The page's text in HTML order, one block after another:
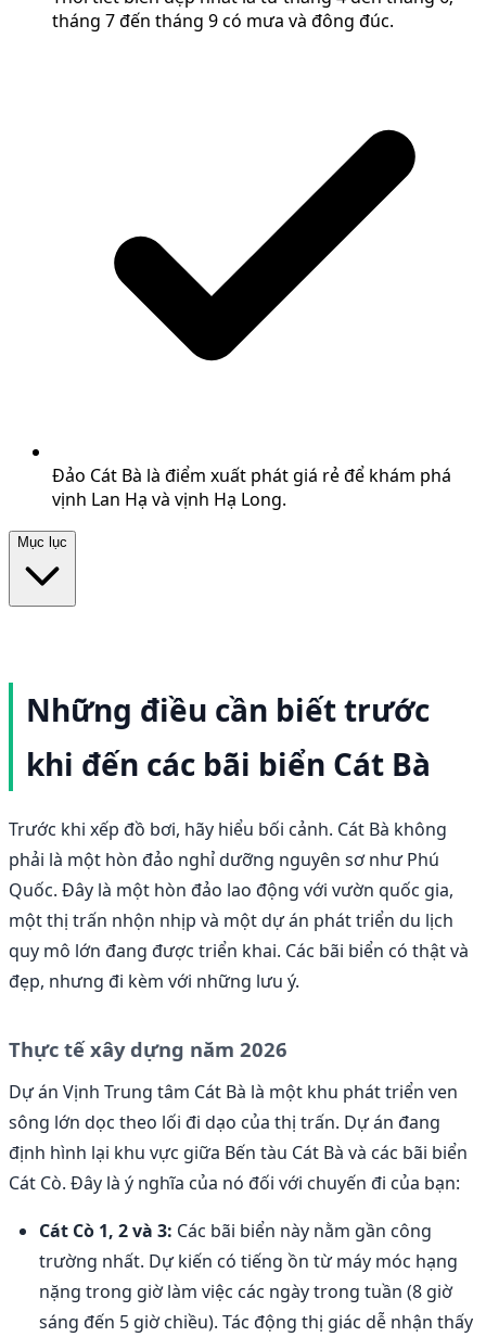
tháng 7 đến tháng 9 có mưa và đông đúc.
Đảo Cát Bà là điểm xuất phát giá rẻ để khám phá
vịnh Lan Hạ và vịnh Hạ Long.
Mục lục
Những điều cần biết trước
khi đến các bãi biển Cát Bà
Trước khi xếp đồ bơi, hãy hiểu bối cảnh. Cát Bà không
phải là một hòn đảo nghỉ dưỡng nguyên sơ như Phú
Quốc. Đây là một hòn đảo lao động với vườn quốc gia,
một thị trấn nhộn nhịp và một dự án phát triển du lịch
quy mô lớn đang được triển khai. Các bãi biển có thật và
đẹp, nhưng đi kèm với những lưu ý.
Thực tế xây dựng năm 2026
Dự án Vịnh Trung tâm Cát Bà là một khu phát triển ven
sông lớn dọc theo lối đi dạo của thị trấn. Dự án đang
định hình lại khu vực giữa Bến tàu Cát Bà và các bãi biển
Cát Cò. Đây là ý nghĩa của nó đối với chuyến đi của bạn:
Cát Cò 1, 2 và 3: Các bãi biển này nằm gần công
trường nhất. Dự kiến có tiếng ồn từ máy móc hạng
nặng trong giờ làm việc các ngày trong tuần (8 giờ
sáng đến 5 giờ chiều). Tác động thị giác dễ nhận thấy